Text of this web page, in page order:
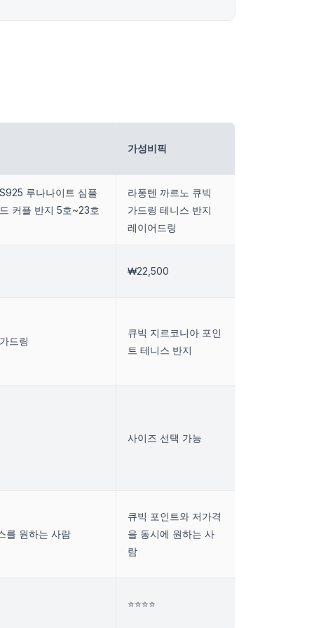
가성비픽
루나나이트 심플
커플 반지 5호~23호
라퐁텐 까르노 큐빅
가드링 테니스 반지
레이어드링
₩22,500
드링
큐빅 지르코니아 포인
트 테니스 반지
사이즈 선택 가능
를 원하는 사람
큐빅 포인트와 저가격
을 동시에 원하는 사
람
⭐⭐⭐⭐